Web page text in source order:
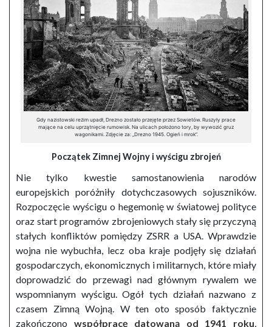
Gdy nazistowski reżim upadł, Drezno zostało przejęte przez Sowietów. Ruszyły prace
mające na celu uprzątnięcie rumowisk. Na ulicach położono tory, by wywozić gruz
wagonikami. Zdjęcie za: „Drezno 1945. Ogień i mrok”.
Początek Zimnej Wojny i wyścigu zbrojeń
Nie tylko kwestie samostanowienia narodów
europejskich poróżniły dotychczasowych sojuszników.
Rozpoczęcie wyścigu o hegemonię w światowej polityce
oraz start programów zbrojeniowych stały się przyczyną
stałych konfliktów pomiędzy ZSRR a USA. Wprawdzie
wojna nie wybuchła, lecz oba kraje podjęły się działań
gospodarczych, ekonomicznych i militarnych, które miały
doprowadzić do przewagi nad głównym rywalem we
wspomnianym wyścigu. Ogół tych działań nazwano z
czasem Zimną Wojną. W ten oto sposób faktycznie
zakończono współpracę datowaną od 1941 roku,